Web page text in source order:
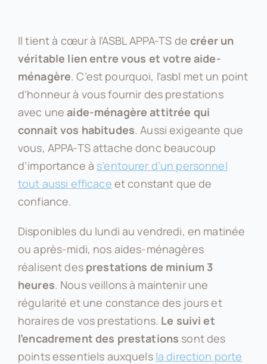
Il tient à cœur à l’ASBL APPA-TS decréer un
véritable lien entre vous et votre aide-
ménagère. C’est pourquoi, l’asbl met un point
d’honneur à vous fournir des prestations
avec uneaide-ménagère attitrée qui
connait vos habitudes. Aussi exigeante que
vous, APPA-TS attache donc beaucoup
d’importance à s’entourer d’un personnel
tout aussi efficace et constant que de
confiance.
Disponibles du lundi au vendredi, en matinée
ou après-midi, nos aides-ménagères
réalisent des prestations de minium 3
heures. Nous veillons à maintenir une
régularité et une constance des jours et
horaires de vos prestations. Le suivi et
l’encadrement des prestations sont des
points essentiels auxquels la direction porte